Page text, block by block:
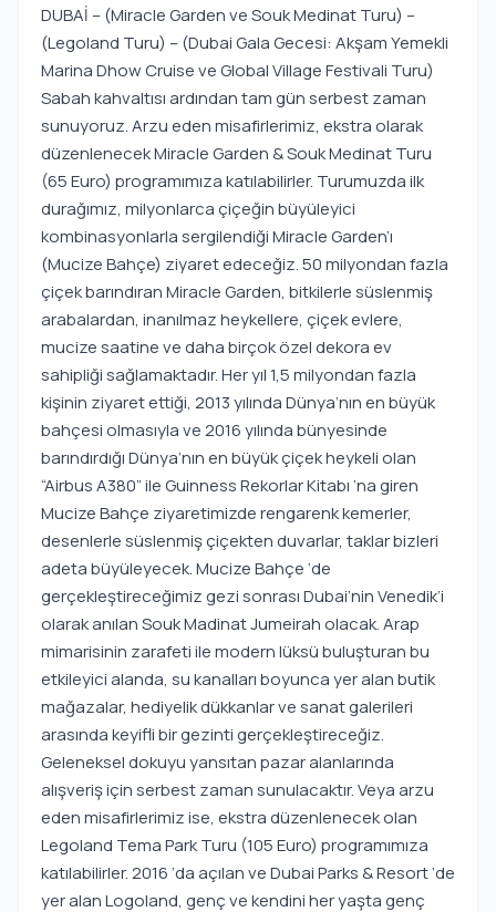
DUBAİ – (Miracle Garden ve Souk Medinat Turu) –
(Legoland Turu) – (Dubai Gala Gecesi: Akşam Yemekli
Marina Dhow Cruise ve Global Village Festivali Turu)
Sabah kahvaltısı ardından tam gün serbest zaman
sunuyoruz. Arzu eden misafirlerimiz, ekstra olarak
düzenlenecek Miracle Garden & Souk Medinat Turu
(65 Euro) programımıza katılabilirler. Turumuzda ilk
durağımız, milyonlarca çiçeğin büyüleyici
kombinasyonlarla sergilendiği Miracle Garden’ı
(Mucize Bahçe) ziyaret edeceğiz. 50 milyondan fazla
çiçek barındıran Miracle Garden, bitkilerle süslenmiş
arabalardan, inanılmaz heykellere, çiçek evlere,
mucize saatine ve daha birçok özel dekora ev
sahipliği sağlamaktadır. Her yıl 1,5 milyondan fazla
kişinin ziyaret ettiği, 2013 yılında Dünya’nın en büyük
bahçesi olmasıyla ve 2016 yılında bünyesinde
barındırdığı Dünya’nın en büyük çiçek heykeli olan
“Airbus A380” ile Guinness Rekorlar Kitabı ‘na giren
Mucize Bahçe ziyaretimizde rengarenk kemerler,
desenlerle süslenmiş çiçekten duvarlar, taklar bizleri
adeta büyüleyecek. Mucize Bahçe ‘de
gerçekleştireceğimiz gezi sonrası Dubai’nin Venedik’i
olarak anılan Souk Madinat Jumeirah olacak. Arap
mimarisinin zarafeti ile modern lüksü buluşturan bu
etkileyici alanda, su kanalları boyunca yer alan butik
mağazalar, hediyelik dükkanlar ve sanat galerileri
arasında keyifli bir gezinti gerçekleştireceğiz.
Geleneksel dokuyu yansıtan pazar alanlarında
alışveriş için serbest zaman sunulacaktır. Veya arzu
eden misafirlerimiz ise, ekstra düzenlenecek olan
Legoland Tema Park Turu (105 Euro) programımıza
katılabilirler. 2016 ‘da açılan ve Dubai Parks & Resort ‘de
yer alan Logoland, genç ve kendini her yaşta genç